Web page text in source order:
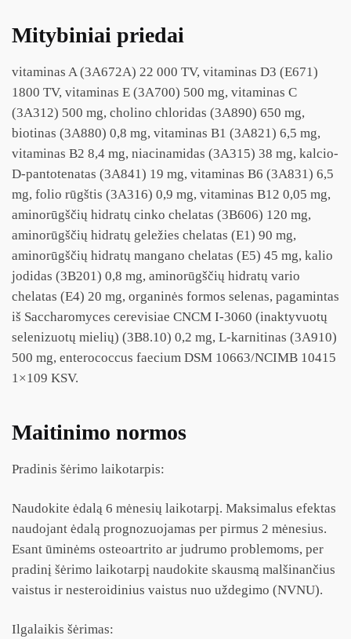
Mitybiniai priedai
vitaminas A (3A672A) 22 000 TV, vitaminas D3 (E671)
1800 TV, vitaminas E (3A700) 500 mg, vitaminas C
(3A312) 500 mg, cholino chloridas (3A890) 650 mg,
biotinas (3A880) 0,8 mg, vitaminas B1 (3A821) 6,5 mg,
vitaminas B2 8,4 mg, niacinamidas (3A315) 38 mg, kalcio-
D-pantotenatas (3A841) 19 mg, vitaminas B6 (3A831) 6,5
mg, folio rūgštis (3A316) 0,9 mg, vitaminas B12 0,05 mg,
aminorūgščių hidratų cinko chelatas (3B606) 120 mg,
aminorūgščių hidratų geležies chelatas (E1) 90 mg,
aminorūgščių hidratų mangano chelatas (E5) 45 mg, kalio
jodidas (3B201) 0,8 mg, aminorūgščių hidratų vario
chelatas (E4) 20 mg, organinės formos selenas, pagamintas
iš Saccharomyces cerevisiae CNCM I-3060 (inaktyvuotų
selenizuotų mielių) (3B8.10) 0,2 mg, L-karnitinas (3A910)
500 mg, enterococcus faecium DSM 10663/NCIMB 10415
1×109 KSV.
Maitinimo normos
Pradinis šėrimo laikotarpis:
Naudokite ėdalą 6 mėnesių laikotarpį. Maksimalus efektas
naudojant ėdalą prognozuojamas per pirmus 2 mėnesius.
Esant ūminėms osteoartrito ar judrumo problemoms, per
pradinį šėrimo laikotarpį naudokite skausmą malšinančius
vaistus ir nesteroidinius vaistus nuo uždegimo (NVNU).
Ilgalaikis šėrimas: